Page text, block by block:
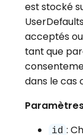
est stocké
acceptés
tant que
dans le cas
id :